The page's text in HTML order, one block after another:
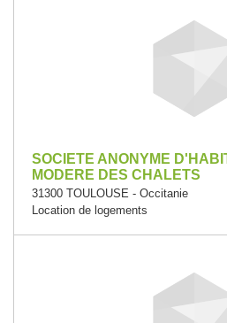
SOCIETE ANONYME
MODERE DES CHALETS
31300 TOULOUSE - Occitanie
Location de logements